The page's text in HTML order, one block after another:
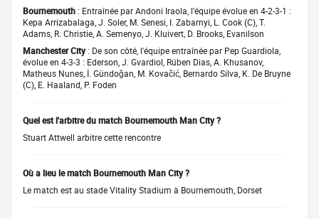
Bournemouth : Entraînée par Andoni Iraola, l'équipe évolue en 4-2-3-1 :
Kepa Arrizabalaga, J. Soler, M. Senesi, I. Zabarnyi, L. Cook (C), T.
Adams, R. Christie, A. Semenyo, J. Kluivert, D. Brooks, Evanilson
Manchester City: De son côté, l'équipe entraînée par Pep Guardiola,
évolue en 4-3-3 : Ederson, J. Gvardiol, Rúben Dias, A. Khusanov,
Matheus Nunes, İ. Gündoğan, M. Kovačić, Bernardo Silva, K. De Bruyne
(C), E. Haaland, P. Foden
Quel est l'arbitre du match Bournemouth Man City ?
Stuart Attwell arbitre cette rencontre
Où a lieu le match Bournemouth Man City ?
Le match est au stade Vitality Stadium à Bournemouth, Dorset